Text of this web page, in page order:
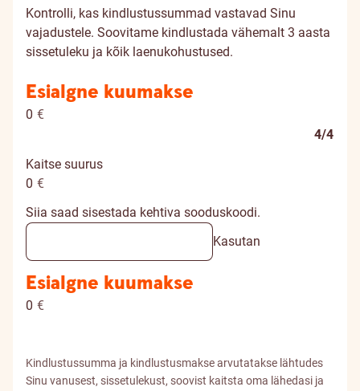
Kontrolli, kas kindlustussummad vastavad Sinu
vajadustele. Soovitame kindlustada vähemalt 3 aasta
sissetuleku ja kõik laenukohustused.
Esialgne kuumakse
0 €
4/4
Kaitse suurus
0 €
Siia saad sisestada kehtiva sooduskoodi.
Kasutan
Esialgne kuumakse
0 €
Kindlustussumma ja kindlustusmakse arvutatakse lähtudes
Sinu vanusest, sissetulekust, soovist kaitsta oma lähedasi ja